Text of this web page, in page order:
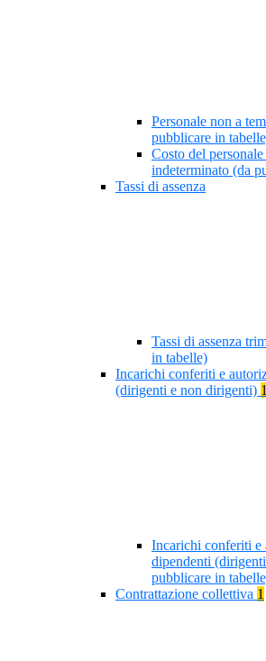
Personale non a
pubblicare in
Costo del
indeterminato (da
Tassi di assenza
Tassi di assenza
in tabelle)
Incarichi conferiti e
(dirigenti e non dirigenti)
Incarichi conferiti e
dipendenti
pubblicare in
Contrattazione collettiva 1